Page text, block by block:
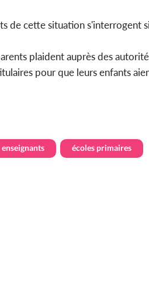
de cette situation
plaident auprès des
pour que leurs enfants
enseignants écoles primaires